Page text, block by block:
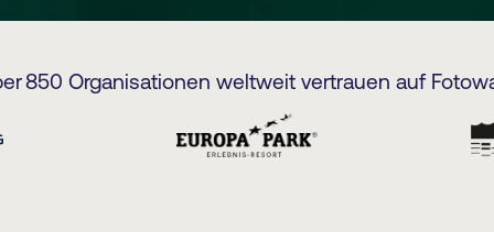
850 Organisationen weltweit vertrauen auf